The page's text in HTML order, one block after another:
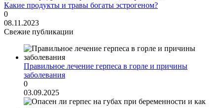
Какие продукты и травы богаты эстрогеном?
0
08.11.2023
Свежие публикации
Правильное лечение герпеса в горле и причины
заболевания
0
03.09.2025